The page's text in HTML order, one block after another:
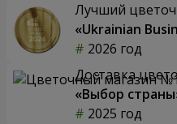
Лучший
«Ukrainian
2026 год
Доставка
«Выбор
2025 год